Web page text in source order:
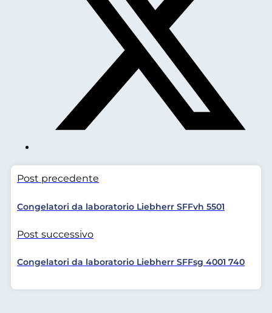
Post precedente
Congelatori da laboratorio Liebherr SFFvh 5501
Post successivo
Congelatori da laboratorio Liebherr SFFsg 4001 740